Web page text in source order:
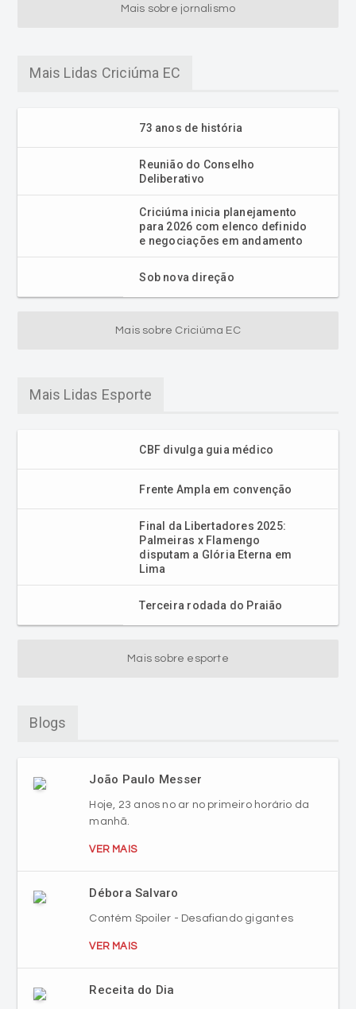
Mais sobre jornalismo
Mais Lidas Criciúma EC
73 anos de história
Reunião do Conselho
Deliberativo
Criciúma inicia planejamento
para 2026 com elenco definido
e negociações em andamento
Sob nova direção
Mais sobre Criciúma EC
Mais Lidas Esporte
CBF divulga guia médico
Frente Ampla em convenção
Final da Libertadores 2025:
Palmeiras x Flamengo
disputam a Glória Eterna em
Lima
Terceira rodada do Praião
Mais sobre esporte
Blogs
João Paulo Messer
Hoje, 23 anos no ar no primeiro horário da
manhã.
VER MAIS
Débora Salvaro
Contém Spoiler - Desafiando gigantes
VER MAIS
Receita do Dia